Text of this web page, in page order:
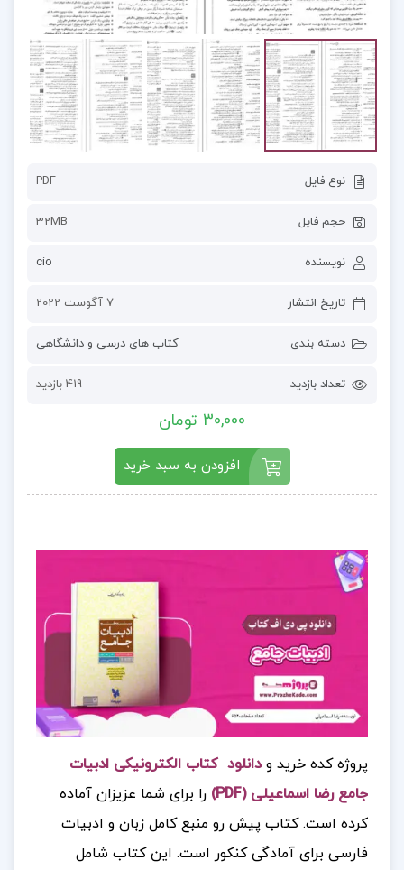
نوع فایل PDF
حجم فایل 32MB
نویسنده cio
تاریخ انتشار 7 آگوست 2022
دسته بندی کتاب های درسی و دانشگاهی
تعداد بازدید 419 بازدید
30,000 تومان
افزودن به سبد خرید
پروژه کده خرید و دانلود کتاب الکترونیکی ادبیات
جامع رضا اسماعیلی (PDF)
را برای شما عزیزان آماده
کرده است. کتاب پیش رو منبع کامل زبان و ادبیات
فارسی برای آمادگی کنکور است. این کتاب شامل